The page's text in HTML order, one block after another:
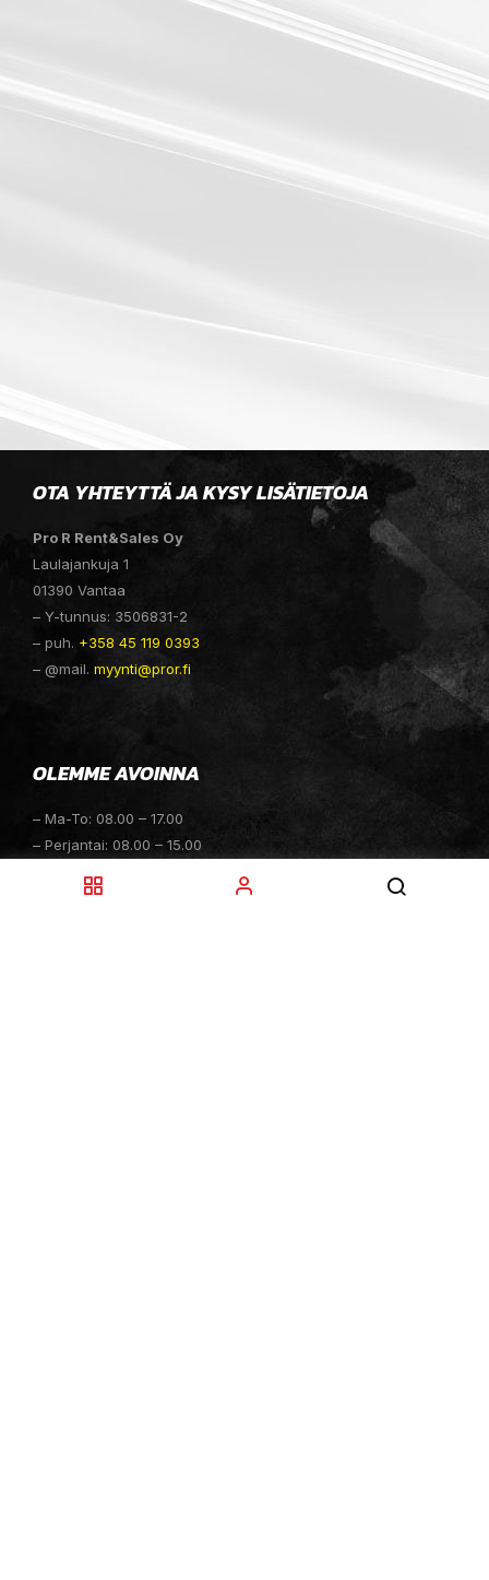
OTA YHTEYTTÄ JA KYSY LISÄTIETOJA
Pro R Rent&Sales Oy
Laulajankuja 1
01390 Vantaa
– Y-tunnus: 3506831-2
– puh. +358 45 119 0393
– @mail. myynti@pror.fi
OLEMME AVOINNA
– Ma-To: 08.00 – 17.00
– Perjantai: 08.00 – 15.00
– Sunnuntai: Suljettu